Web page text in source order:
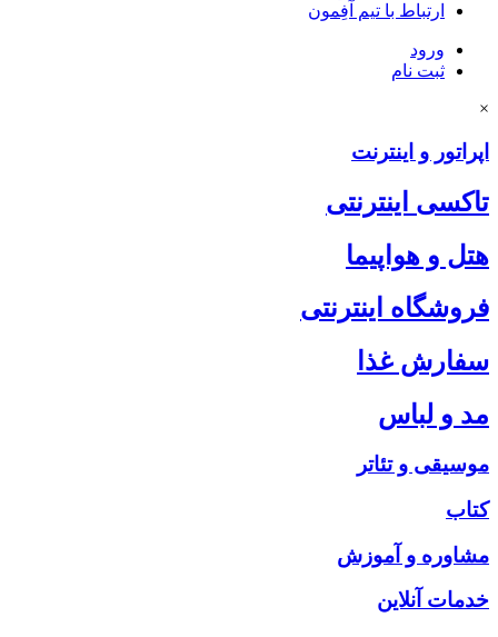
ارتباط با تیم آفِمون
ورود
ثبت نام
×
اپراتور و اینترنت
تاکسی اینترنتی
هتل و هواپیما
فروشگاه اینترنتی
سفارش غذا
مد و لباس
موسیقی و تئاتر
کتاب
مشاوره و آموزش
خدمات آنلاین